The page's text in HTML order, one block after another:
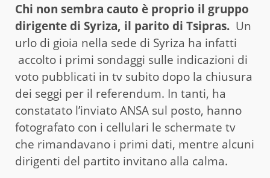
Chi non sembra cauto è proprio il gruppo
dirigente di Syriza, il parito di Tsipras. Un
urlo di gioia nella sede di Syriza ha infatti
accolto i primi sondaggi sulle indicazioni di
voto pubblicati in tv subito dopo la chiusura
dei seggi per il referendum. In tanti, ha
constatato l’inviato ANSA sul posto, hanno
fotografato con i cellulari le schermate tv
che rimandavano i primi dati, mentre alcuni
dirigenti del partito invitano alla calma.